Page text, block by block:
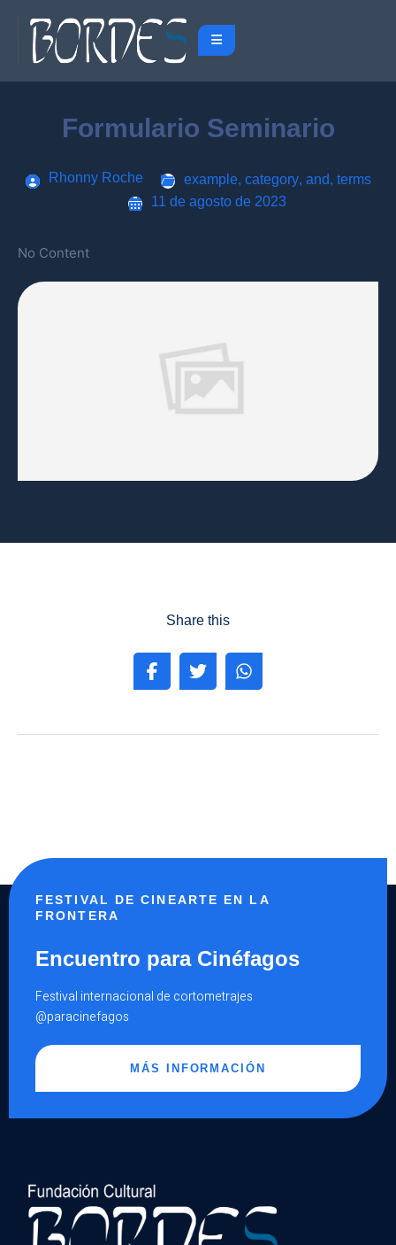
Formulario Seminario
Rhonny Roche example, category, and, terms
11 de agosto de 2023
No Content
Share this
FESTIVAL DE CINEARTE EN LA
FRONTERA
Encuentro para Cinéfagos
Festival internacional de cortometrajes
@paracinefagos
MÁS INFORMACIÓN